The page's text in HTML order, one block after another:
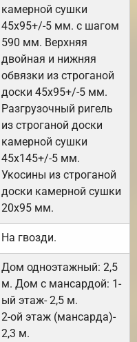
камерной сушки
45х95+/-5 мм. с шагом
590 мм. Верхняя
двойная и нижняя
обвязки из строганой
доски 45х95+/-5 мм.
Разгрузочный ригель
из строганой доски
камерной сушки
45х145+/-5 мм.
Укосины из строганой
доски камерной сушки
20х95 мм.
На гвозди.
Дом одноэтажный: 2,5
м. Дом с мансардой: 1-
ый этаж- 2,5 м.
2-ой этаж (мансарда)-
2,3 м.